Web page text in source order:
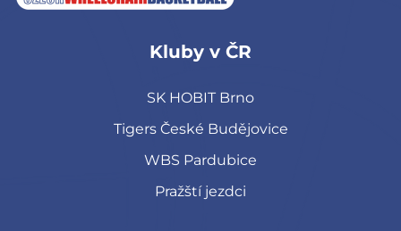
Kluby v ČR
SK HOBIT Brno
Tigers České Budějovice
WBS Pardubice
Pražští jezdci